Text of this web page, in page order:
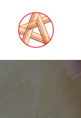
contenuto